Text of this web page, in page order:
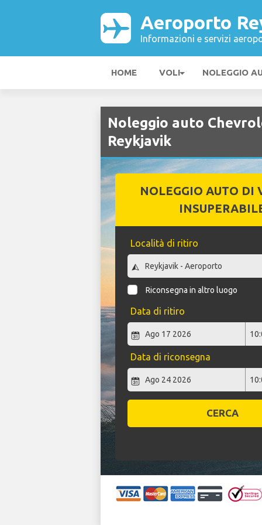
Aeroporto
Informazioni e servizi
HOME VOLI NOLEGGIO
Noleggio auto
Reykjavik
NOLEGGIO AUTO DI
Località di ritiro
Riconsegna in altro luogo
Data di ritiro
Data di riconsegna
CERCA